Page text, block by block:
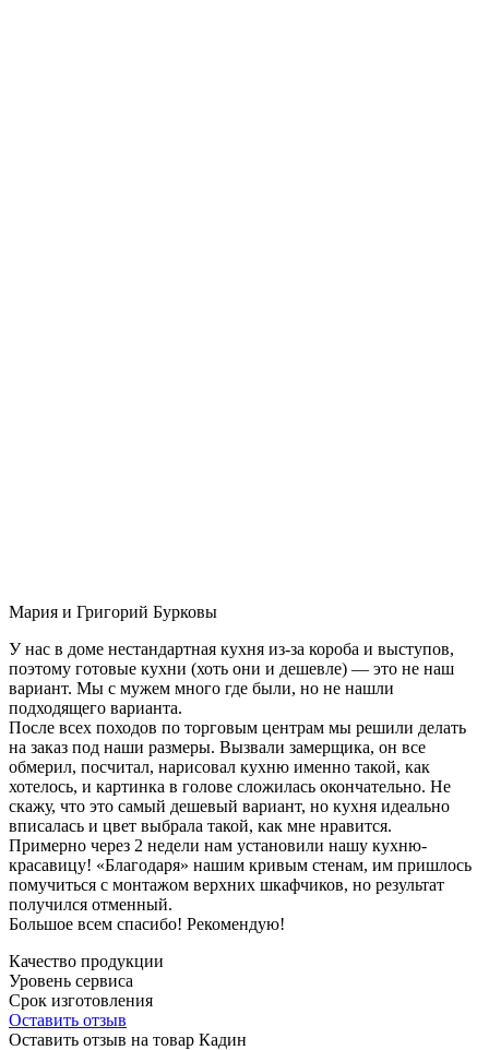
Мария и Григорий Бурковы
У нас в доме нестандартная кухня из-за короба и выступов,
поэтому готовые кухни (хоть они и дешевле) — это не наш
вариант. Мы с мужем много где были, но не нашли
подходящего варианта.
После всех походов по торговым центрам мы решили делать
на заказ под наши размеры. Вызвали замерщика, он все
обмерил, посчитал, нарисовал кухню именно такой, как
хотелось, и картинка в голове сложилась окончательно. Не
скажу, что это самый дешевый вариант, но кухня идеально
вписалась и цвет выбрала такой, как мне нравится.
Примерно через 2 недели нам установили нашу кухню-
красавицу! «Благодаря» нашим кривым стенам, им пришлось
помучиться с монтажом верхних шкафчиков, но результат
получился отменный.
Большое всем спасибо! Рекомендую!
Качество продукции
Уровень сервиса
Срок изготовления
Оставить отзыв
Оставить отзыв на товар Кадин